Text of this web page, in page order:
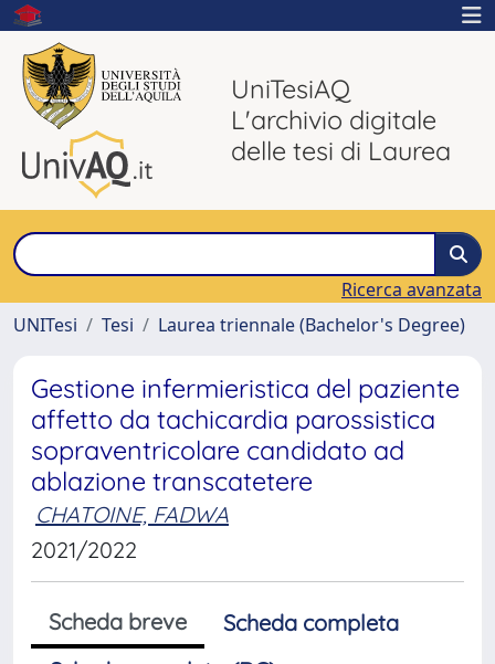
UniTesiAQ
L'archivio digitale
delle tesi di Laurea
Ricerca avanzata
UNITesi
Tesi Laurea triennale (Bachelor's Degree)
Gestione infermieristica del paziente
affetto da tachicardia parossistica
sopraventricolare candidato ad
ablazione transcatetere
CHATOINE, FADWA
2021/2022
Scheda breve
Scheda completa